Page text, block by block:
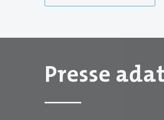
Presse